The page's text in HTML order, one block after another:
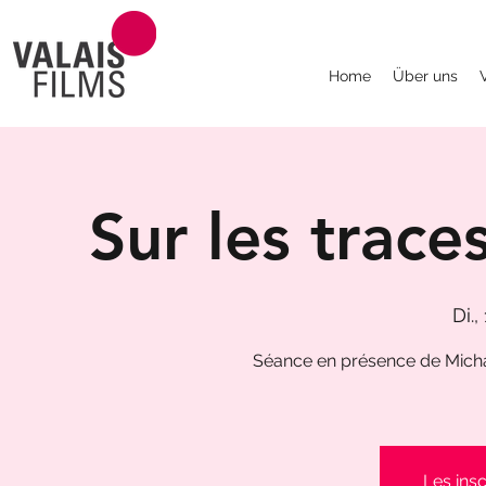
Home Über uns
Sur les
Di.,
Séance en présence de
Les